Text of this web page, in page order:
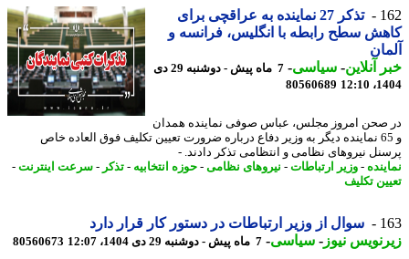
تذکر 27 نماینده به عراقچی برای
سطح رابطه با انگلیس، فرانسه و
آنلاین-سیاسی-
7 ماه پیش - دوشنبه 29 دی
80560689
امروز مجلس، عباس صوفی نماینده همدان
و 65 نماینده دیگر به وزیر دفاع درباره ضرورت تعیین تکلیف فوق العاده خاص
نیروهای نظامی و انتظامی تذکر دادند. -
-وزیر ارتباطات-نیروهای نظامی-حوزه انتخابیه-تذکر -سرعت اینترنت-
تکلیف
سوال از وزیر ارتباطات در دستور کار قرار دارد
نیوز-سیاسی-7 ماه پیش - دوشنبه 29 دی 1404، 12:07 80560673